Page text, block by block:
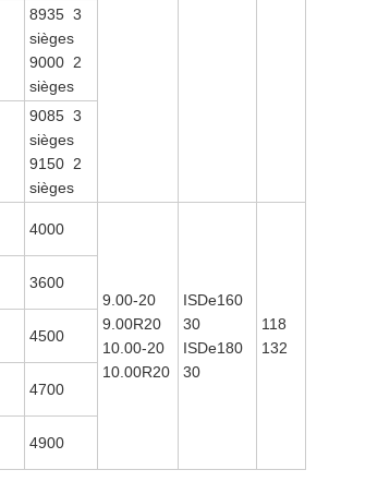
8935 3
sièges
9000 2
sièges
9085 3
sièges
9150 2
sièges
4000
9.00-20
9.00R20
10.00-20
10.00R20
ISDe160
30
ISDe180
30
118
132
3600
4500
4700
4900